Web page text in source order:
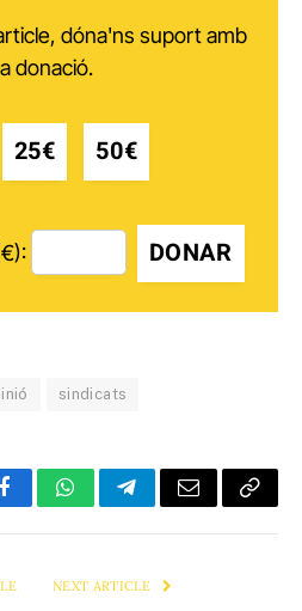
dóna'ns suport amb
donació.
25€ 50€
DONAR
sindicats
FacebookWhatsAppTelegramEmail Copy
NEXT ARTICLE